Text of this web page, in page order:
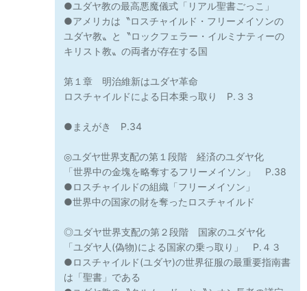
●ユダヤ教の最高悪魔儀式「リアル聖書ごっこ」
●アメリカは〝ロスチャイルド・フリーメイソンの
ユダヤ教〟と〝ロックフェラー・イルミナティーの
キリスト教〟の両者が存在する国
第１章 明治維新はユダヤ革命
ロスチャイルドによる日本乗っ取り P.３３
●まえがき P.34
◎ユダヤ世界支配の第１段階 経済のユダヤ化
「世界中の金塊を略奪するフリーメイソン」 P.38
●ロスチャイルドの組織「フリーメイソン」
●世界中の国家の財を奪ったロスチャイルド
◎ユダヤ世界支配の第２段階 国家のユダヤ化
「ユダヤ人(偽物)による国家の乗っ取り」 P.４３
●ロスチャイルド(ユダヤ)の世界征服の最重要指南書
は「聖書」である